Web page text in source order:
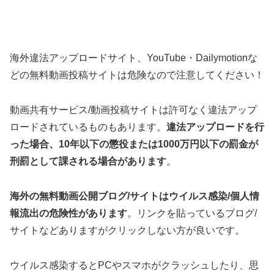
海外違法アップロードサイト、YouTube・Dailymotionな
どの無料動画投稿サイトは危険なので注意してください！
動画共有サービス/動画投稿サイトは許可なく違法アップ
ロードされているものもあります。 違法アップロードを行
った場合、10年以下の懲役または1000万円以下の罰金が
刑罰として課される場合があります。
海外の無料動画公開ブログ/サイトはウイルス感染/個人情
報流出の危険性があります。リンクを貼っているブログ/
サイトなどありますがクリックしない方が良いです。
ウイルス感染するとPCやスマホがクラッシュしたり、思